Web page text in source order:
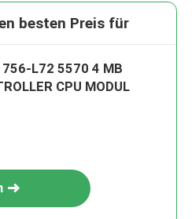
besten Preis für
L72 5570 4 MB
CPU MODUL